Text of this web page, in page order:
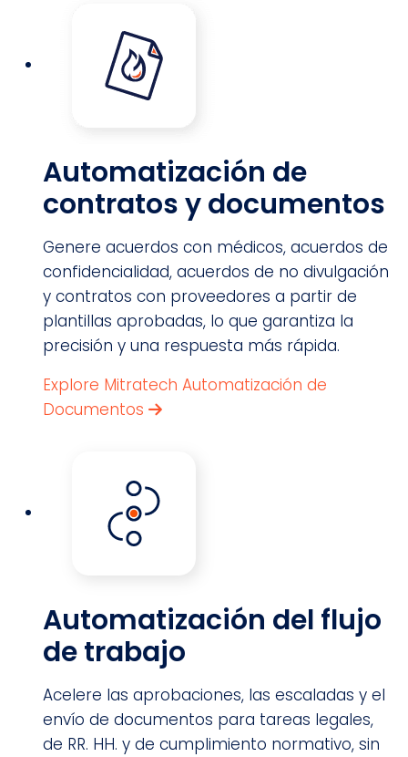
Automatización de
contratos y documentos
Genere acuerdos con médicos, acuerdos de
confidencialidad, acuerdos de no divulgación
y contratos con proveedores a partir de
plantillas aprobadas, lo que garantiza la
precisión y una respuesta más rápida.
Explore Mitratech Automatización de
Documentos
Automatización del flujo
de trabajo
Acelere las aprobaciones, las escaladas y el
envío de documentos para tareas legales,
de RR. HH. y de cumplimiento normativo, sin